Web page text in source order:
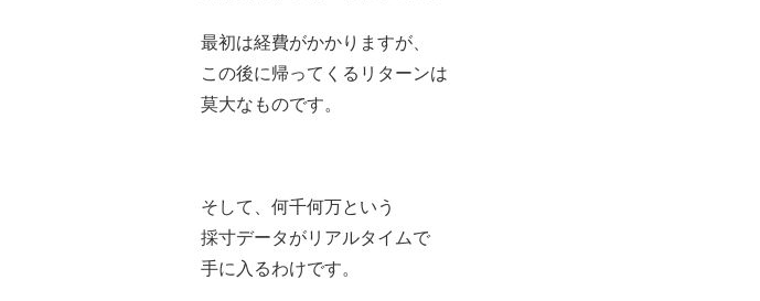
最初は経費がかかりますが、
この後に帰ってくるリターンは
莫大なものです。
そして、何千何万という
採寸データがリアルタイムで
手に入るわけです。